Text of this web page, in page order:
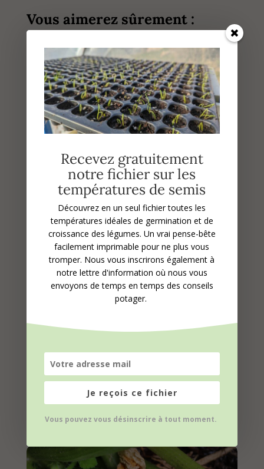
Vous aimerez sûrement :
Récolte du maïs doux : suivez
le guide !
Quand récolter les pastèques
Recevez gratuitement
notre fichier sur les
températures de semis
Découvrez en un seul fichier toutes les
températures idéales de germination et de
croissance des légumes. Un vrai pense-bête
facilement imprimable pour ne plus vous
tromper. Nous vous inscrirons également à
notre lettre d'information où nous vous
envoyons de temps en temps des conseils
potager.
Je reçois ce fichier
Vous pouvez vous désinscrire à tout moment.